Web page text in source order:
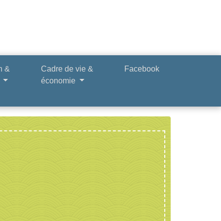
&
Cadre de vie &
économie
Facebook